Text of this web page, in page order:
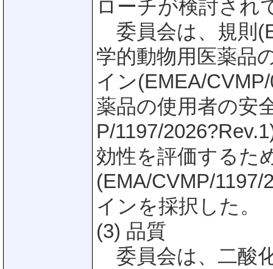
ローチが検討され
委員会は、規則
学的動物用医薬品
イン(EMEA/
薬品の使用者の安
P/1197/
効性を評価するた
(EMA/CVMP/
インを採択した。
(3) 品質
委員会は、二酸